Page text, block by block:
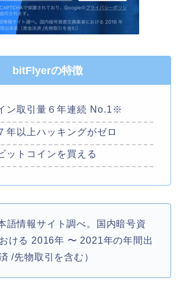
bitFlyerの特徴
ン取引量６年連続 No.1※
年以上ハッキングがゼロ
ットコインを買える
情報サイト調べ。国内暗号資
ける 2016年 〜 2021年の年間出
/先物取引を含む）